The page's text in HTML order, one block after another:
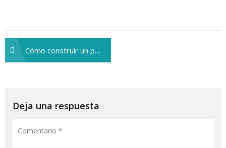
Navegación
entradas
Cómo construir un personaje de no ficción
Deja una respuesta